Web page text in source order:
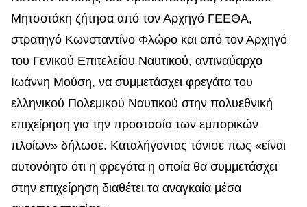
Μητσοτάκη ζήτησα από τον Αρχηγό ΓΕΕΘΑ,
στρατηγό Κωνσταντίνο Φλώρο και από τον Αρχηγό
του Γενικού Επιτελείου Ναυτικού, αντιναύαρχο
Ιωάννη Μούση, να συμμετάσχει φρεγάτα του
ελληνικού Πολεμικού Ναυτικού στην πολυεθνική
επιχείρηση για την προστασία των εμπορικών
πλοίων» δήλωσε. Καταλήγοντας τόνισε πως «είναι
αυτονόητο ότι η φρεγάτα η οποία θα συμμετάσχει
στην επιχείρηση διαθέτει τα αναγκαία μέσα